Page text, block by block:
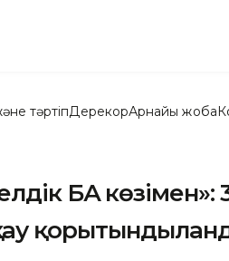
тәртіпДерекқорАрнайы жоба
БАҚ көзімен»: